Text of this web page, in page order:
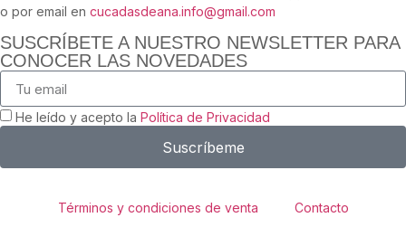
o por email en cucadasdeana.info@gmail.com
SUSCRÍBETE A NUESTRO NEWSLETTER PARA
CONOCER LAS NOVEDADES
He leído y acepto la Política de Privacidad
Suscríbeme
Términos y condiciones de venta Contacto